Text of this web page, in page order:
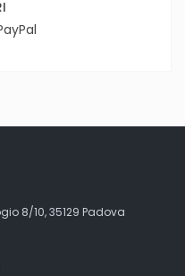
8/10, 35129 Padova